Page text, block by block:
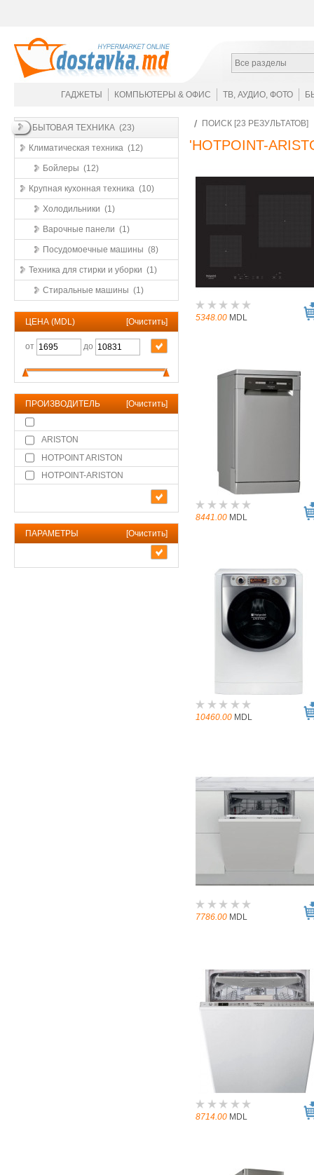
Все разделы
ГАДЖЕТЫ КОМПЬЮТЕРЫ & ОФИС ТВ, АУДИО, ФОТО
БЫТОВАЯ ТЕХНИКА (23)
Климатическая техника (12)
Бойлеры (12)
Крупная кухонная техника (10)
Холодильники (1)
Варочные панели (1)
Посудомоечные машины (8)
Техника для стирки и уборки (1)
Стиральные машины (1)
ЦЕНА (MDL) [Очистить]
от до
ПРОИЗВОДИТЕЛЬ [Очистить]
ARISTON
HOTPOINT ARISTON
HOTPOINT-ARISTON
ПАРАМЕТРЫ [Очистить]
ПОИСК [23 РЕЗУЛЬТАТОВ]
'HOTPOINT-
5348.00 MDL
8441.00 MDL
10460.00 MDL
7786.00 MDL
8714.00 MDL